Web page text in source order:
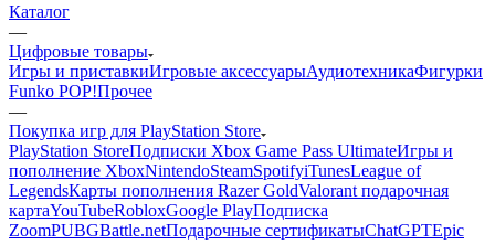
Каталог
—
Цифровые товары
Игры и приставкиИгровые аксессуарыАудиотехникаФигурки
Funko POP!Прочее
—
Покупка игр для PlayStation Store
PlayStation StoreПодписки Xbox Game Pass UltimateИгры и
пополнение XboxNintendoSteamSpotifyiTunesLeague of
LegendsКарты пополнения Razer GoldValorant подарочная
картаYouTubeRobloxGoogle PlayПодписка
ZoomPUBGBattle.netПодарочные сертификатыChatGPTEpic